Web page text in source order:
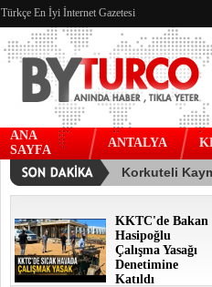
Türkçe En İyi İnternet Gazetesi
ANA
SAYFA
ANTALYA
KKTC'de Bakan
Hasipoğlu
Çalışma Yasağı
Denetimine
Katıldı